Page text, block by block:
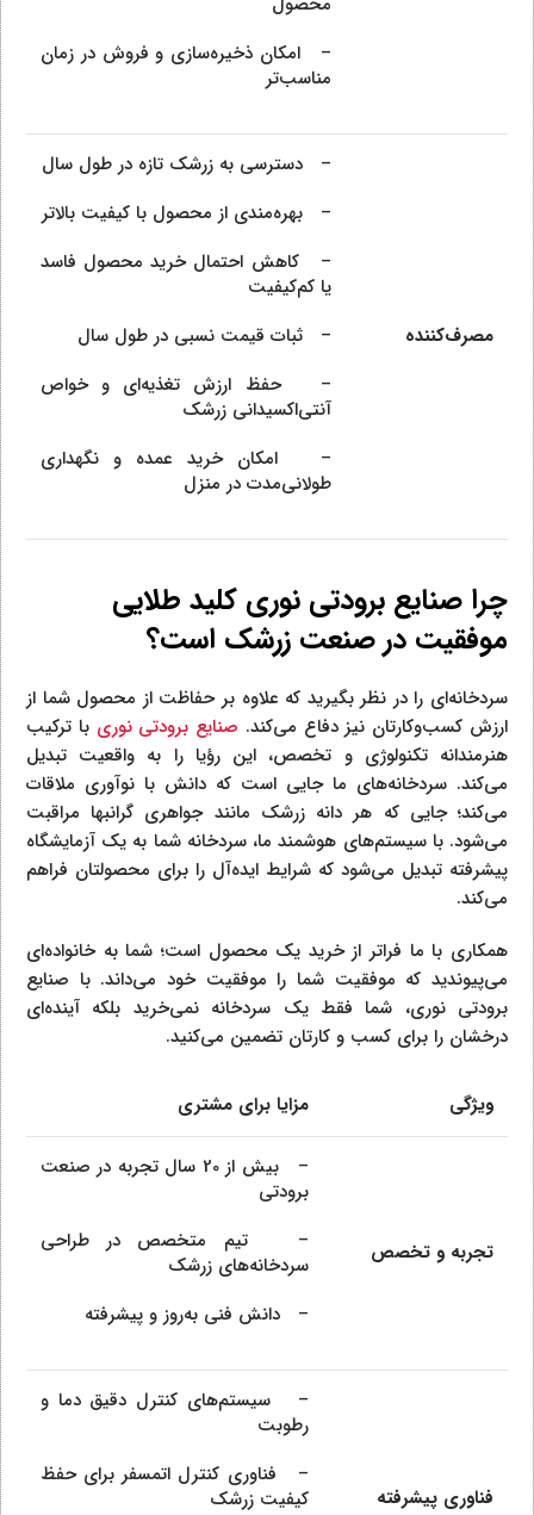
– امکان ذخیره‌سازی و فروش در زمان
مناسب‌تر
مصرف‌کننده
– دسترسی به زرشک تازه در طول سال
– بهره‌مندی از محصول با کیفیت بالاتر
– کاهش احتمال خرید محصول فاسد
یا کم‌کیفیت
– ثبات قیمت نسبی در طول سال
– حفظ ارزش تغذیه‌ای و خواص
آنتی‌اکسیدانی زرشک
– امکان خرید عمده و نگهداری
طولانی‌مدت در منزل
چرا صنایع برودتی نوری کلید طلایی
موفقیت در صنعت زرشک است؟
سردخانه‌ای را در نظر بگیرید که علاوه بر حفاظت از محصول شما از
ارزش کسب‌وکارتان نیز دفاع می‌کند. صنایع برودتی نوری با ترکیب
هنرمندانه تکنولوژی و تخصص، این رؤیا را به واقعیت تبدیل
می‌کند. سردخانه‌های ما جایی است که دانش با نوآوری ملاقات
می‌کند؛ جایی که هر دانه زرشک مانند جواهری گرانبها مراقبت
می‌شود. با سیستم‌های هوشمند ما، سردخانه شما به یک آزمایشگاه
پیشرفته تبدیل می‌شود که شرایط ایده‌آل را برای محصولتان فراهم
می‌کند.
همکاری با ما فراتر از خرید یک محصول است؛ شما به خانواده‌ای
می‌پیوندید که موفقیت شما را موفقیت خود می‌داند. با صنایع
برودتی نوری، شما فقط یک سردخانه نمی‌خرید بلکه آینده‌ای
درخشان را برای کسب و کارتان تضمین می‌کنید.
ویژگی مزایا برای مشتری
تجربه و تخصص
– بیش از 20 سال تجربه در صنعت
برودتی
– تیم متخصص در طراحی
سردخانه‌های زرشک
– دانش فنی به‌روز و پیشرفته
فناوری پیشرفته
– سیستم‌های کنترل دقیق دما و
رطوبت
– فناوری کنترل اتمسفر برای حفظ
کیفیت زرشک